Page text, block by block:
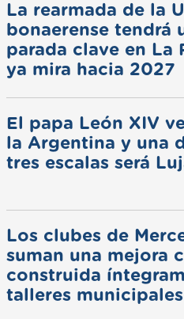
La rearmada de la
bonaerense tendrá
parada clave en La
ya mira hacia 2027
El papa León XIV
la Argentina y una
tres escalas será
Los clubes de
suman una mejora
construida
talleres municipales